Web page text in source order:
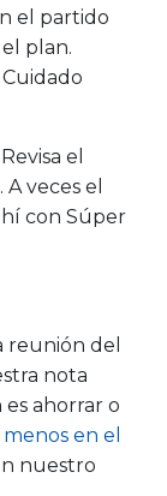
el partido
plan.
Revisa el
veces el
con Súper
reunión del
nota
ahorrar o
en el
nuestro